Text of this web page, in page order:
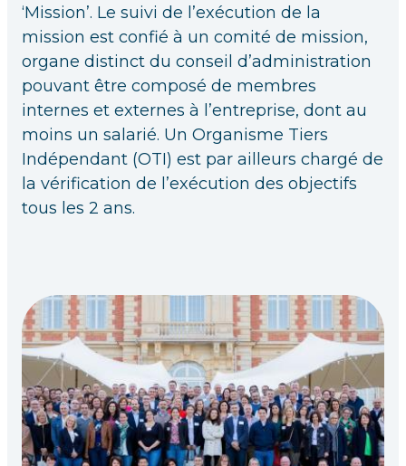
‘Mission’. Le suivi de l’exécution de la
mission est confié à un comité de mission,
organe distinct du conseil d’administration
pouvant être composé de membres
internes et externes à l’entreprise, dont au
moins un salarié. Un Organisme Tiers
Indépendant (OTI) est par ailleurs chargé de
la vérification de l’exécution des objectifs
tous les 2 ans.